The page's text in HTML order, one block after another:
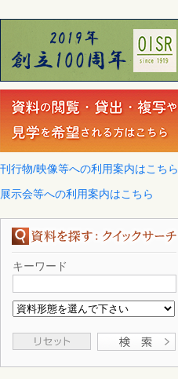
刊行物/映像等への利用案内はこちら
展示会等への利用案内はこちら
キーワード